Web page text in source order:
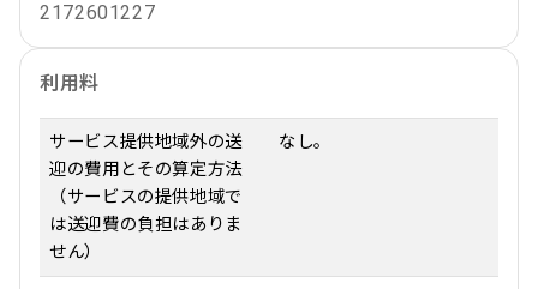
2172601227
利用料
サービス提供地域外の送
迎の費用とその算定方法
（サービスの提供地域で
は送迎費の負担はありま
せん）
なし。